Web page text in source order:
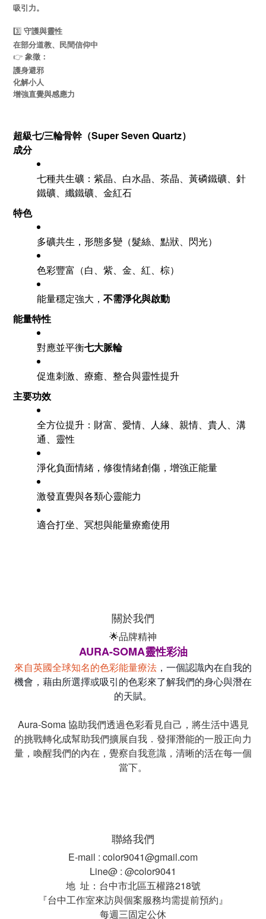
吸引力。
3️⃣ 守護與靈性
在部分道教、民間信仰中
👉 象徵：
護身避邪
化解小人
增強直覺與感應力
超級七/三輪骨幹（Super Seven Quartz）
成分
七種共生礦：紫晶、白水晶、茶晶、黃磷鐵礦、針
鐵礦、纖鐵礦、金紅石
特色
多礦共生，形態多變（髮絲、點狀、閃光）
色彩豐富（白、紫、金、紅、棕）
能量穩定強大， 不需淨化與啟動
能量特性
對應並平衡七大脈輪
促進刺激、療癒、整合與靈性提升
主要功效
全方位提升：財富、愛情、人緣、親情、貴人、溝
通、靈性
淨化負面情緒，修復情緒創傷，增強正能量
激發直覺與各類心靈能力
適合打坐、冥想與能量療癒使用
關於我們
🌟品牌精神
AURA-SOMA靈性彩油
來自英國全球知名的色彩能量療法 ，一個認識內在自我的
機會，藉由所選擇或吸引的色彩來了解我們的身心與潛在
的天賦。
Aura-Soma 協助我們透過色彩看見自己，將生活中遇見
的挑戰轉化成幫助我們擴展自我．發揮潛能的一股正向力
量，喚醒我們的內在，覺察自我意識，清晰的活在每一個
當下。
聯絡我們
E-mail : color9041@gmail.com
Line@ : @color9041
地 址：台中市北區五權路218號
『台中工作室來訪與個案服務均需提前預約』
每週三固定公休